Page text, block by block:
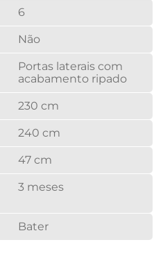
6
Não
Portas laterais com
acabamento ripado
230 cm
240 cm
47 cm
3 meses
Bater